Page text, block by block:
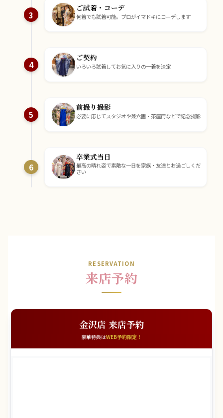
3
ご試着・コーデ
何着でも試着可能。プロがイマドキにコーデします
4
ご契約
いろいろ試着してお気に入りの一着を決定
5
前撮り撮影
必要に応じてスタジオや兼六園・茶屋街などで記念撮影
6
卒業式当日
最高の晴れ姿で素敵な一日を家族・友達とお過ごしくだ
さい
RESERVATION
来店予約
金沢店 来店予約
豪華特典はWEB予約限定！